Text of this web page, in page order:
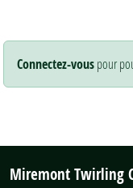
Connectez-vouspour
Miremont Twirling